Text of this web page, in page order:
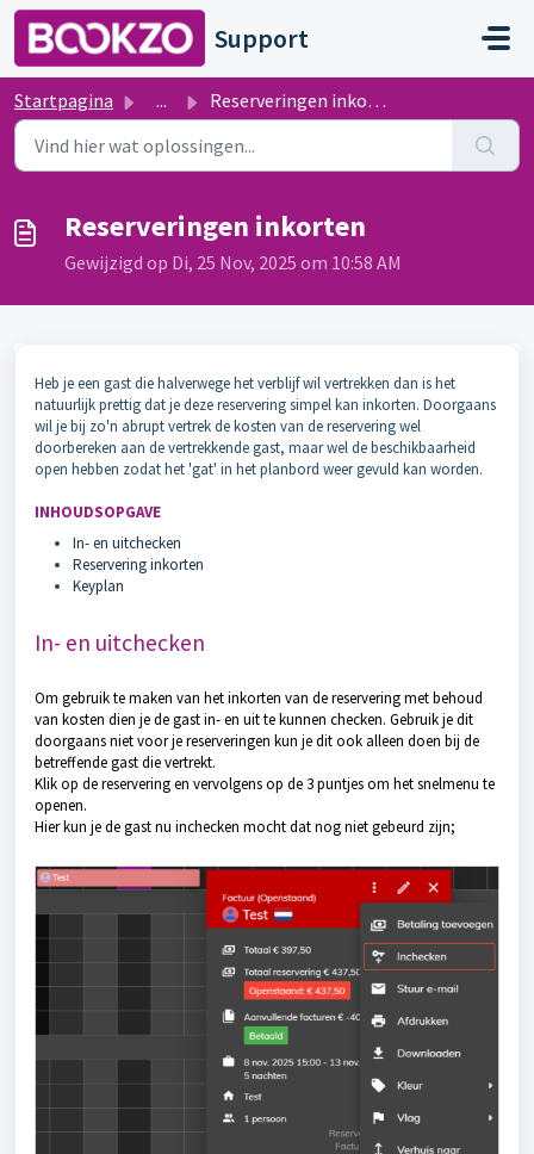
Doorgaan naar hoofdinhoud
Support
Startpagina ... Reserveringen inkorten
Reserveringen inkorten
Gewijzigd op Di, 25 Nov, 2025 om 10:58 AM
Heb je een gast die halverwege het verblijf wil vertrekken dan is het
natuurlijk prettig dat je deze reservering simpel kan inkorten. Doorgaans
wil je bij zo'n abrupt vertrek de kosten van de reservering wel
doorbereken aan de vertrekkende gast, maar wel de beschikbaarheid
open hebben zodat het 'gat' in het planbord weer gevuld kan worden.
INHOUDSOPGAVE
In- en uitchecken
Reservering inkorten
Keyplan
In- en uitchecken
Om gebruik te maken van het inkorten van de reservering met behoud
van kosten dien je de gast in- en uit te kunnen checken. Gebruik je dit
doorgaans niet voor je reserveringen kun je dit ook alleen doen bij de
betreffende gast die vertrekt.
Klik op de reservering en vervolgens op de 3 puntjes om het snelmenu te
openen.
Hier kun je de gast nu inchecken mocht dat nog niet gebeurd zijn;